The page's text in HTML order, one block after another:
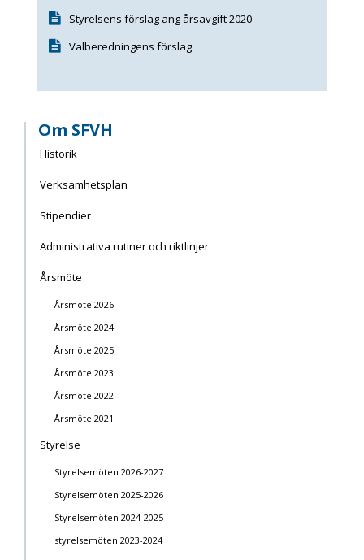
Styrelsens förslag ang årsavgift 2020
Valberedningens förslag
Om SFVH
Historik
Verksamhetsplan
Stipendier
Administrativa rutiner och riktlinjer
Årsmöte
Årsmöte 2026
Årsmöte 2024
Årsmöte 2025
Årsmöte 2023
Årsmöte 2022
Årsmöte 2021
Styrelse
Styrelsemöten 2026-2027
Styrelsemöten 2025-2026
Styrelsemöten 2024-2025
styrelsemöten 2023-2024